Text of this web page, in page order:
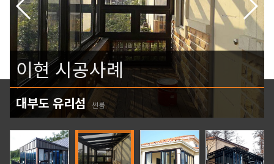
이현 시공사례
대부도 유리섬 썬룸